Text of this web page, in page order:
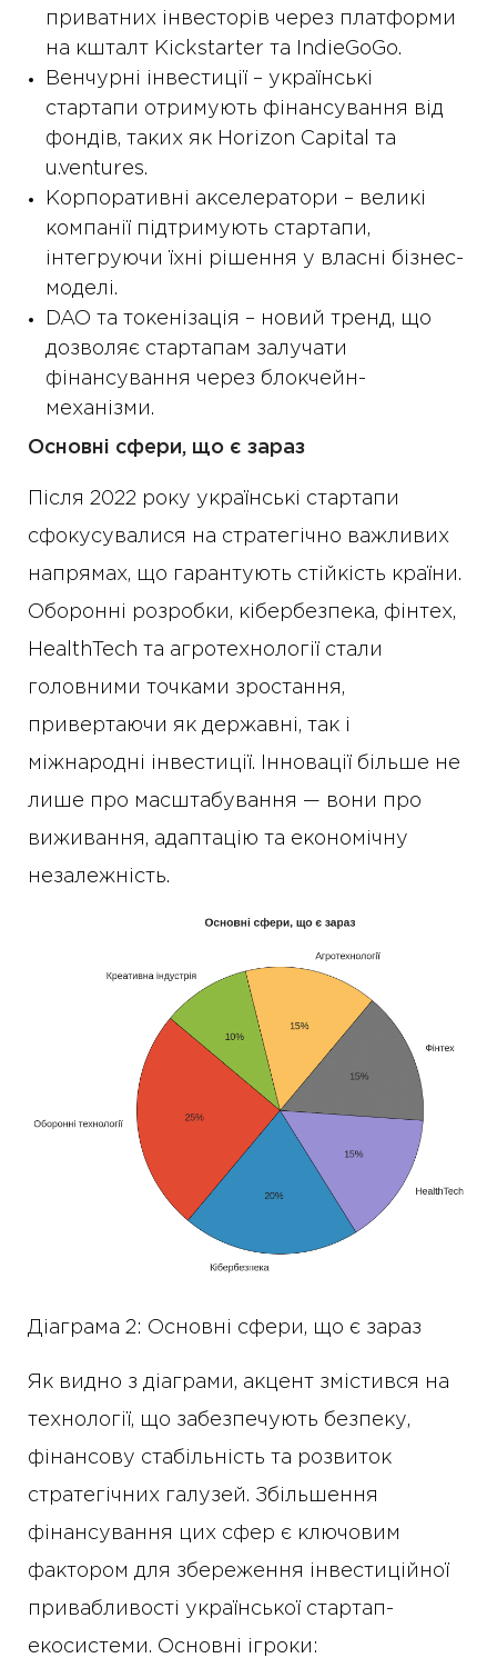
приватних інвесторів через платформи
на кшталт Kickstarter та IndieGoGo.
Венчурні інвестиції – українські
стартапи отримують фінансування від
фондів, таких як Horizon Capital та
u.ventures.
Корпоративні акселератори – великі
компанії підтримують стартапи,
інтегруючи їхні рішення у власні бізнес-
моделі.
DAO та токенізація – новий тренд, що
дозволяє стартапам залучати
фінансування через блокчейн-
механізми.
Основні сфери, що є зараз
Після 2022 року українські стартапи
сфокусувалися на стратегічно важливих
напрямах, що гарантують стійкість країни.
Оборонні розробки, кібербезпека, фінтех,
HealthTech та агротехнології стали
головними точками зростання,
привертаючи як державні, так і
міжнародні інвестиції. Інновації більше не
лише про масштабування — вони про
виживання, адаптацію та економічну
незалежність.
Діаграма 2: Основні сфери, що є зараз
Як видно з діаграми, акцент змістився на
технології, що забезпечують безпеку,
фінансову стабільність та розвиток
стратегічних галузей. Збільшення
фінансування цих сфер є ключовим
фактором для збереження інвестиційної
привабливості української стартап-
екосистеми. Основні ігроки: